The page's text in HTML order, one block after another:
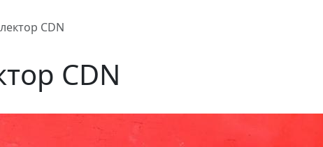
CDN
CDN